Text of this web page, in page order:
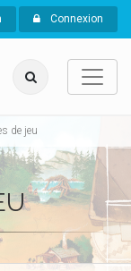
Connexion
de jeu